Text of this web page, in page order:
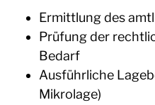
Ermittlung des
Prüfung der
Bedarf
Ausführliche
Mikrolage)